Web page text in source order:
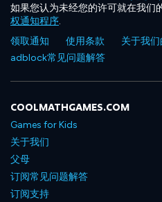
如果您认为未经您的许可就在我们
权通知程序.
领取通知
使用条款
关于我
adblock常见问题解答
COOLMATHGAMES.COM
Games for Kids
关于我们
父母
订阅常见问题解答
订阅支持